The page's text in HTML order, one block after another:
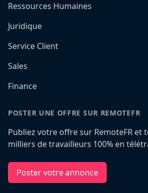
Ressources Humaines
Juridique
Service Client
Sales
Finance
POSTER UNE OFFRE SUR REMOTEFR
Publiez votre offre sur RemoteFR et
milliers de travailleurs 100% en
Poster votre annonce